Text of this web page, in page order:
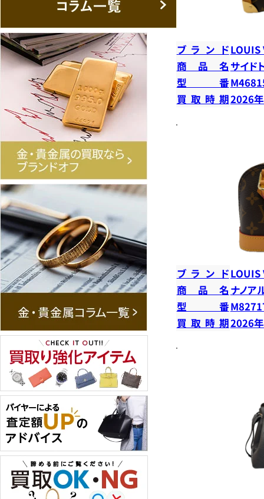
ブランドLOUIS
商品名 サイド
型番
買取時期2026
ブランドLOUIS
商品名 ナノア
型番
買取時期2026